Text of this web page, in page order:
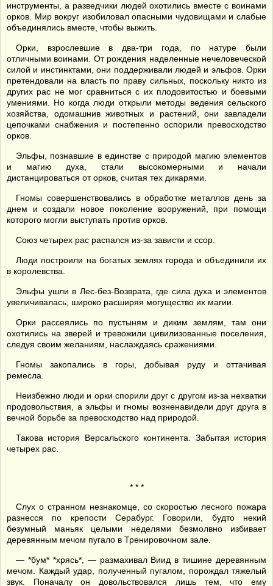
инструменты, а разведчики людей охотились вместе с воинами
орков. Мир вокруг изобиловал опасными чудовищами и слабые
объединялись вместе, чтобы выжить.
Орки, взрослевшие в два-три года, по натуре были
отличными воинами. От рождения наделенные нечеловеческой
силой и инстинктами, они поддерживали людей и эльфов. Орки
претендовали на власть по праву сильных, поскольку никто из
других рас не мог сравниться с их плодовитостью и боевыми
умениями. Но когда люди открыли методы ведения сельского
хозяйства, одомашнив животных и растений, они завладели
цепочками снабжения и постепенно оспорили превосходство
орков.
Эльфы, познавшие в единстве с природой магию элементов
и магию духа, стали высокомерными и начали
дистанцироваться от орков, считая тех дикарями.
Гномы совершенствовались в обработке металлов день за
днем и создали новое поколение вооружений, при помощи
которого могли выступать против орков.
Союз четырех рас распался из-за зависти и ссор.
Люди построили на богатых землях города и объединили их
в королевства.
Эльфы ушли в Лес-без-Возврата, где сила духа и элементов
увеличивалась, широко расширяя могущество их магии.
Орки рассеялись по пустыням и диким землям, там они
охотились на зверей и тревожили цивилизованные поселения,
следуя своим желаниям, наслаждаясь сражениями.
Гномы закопались в горы, добывая руду и оттачивая
ремесла.
Неизбежно люди и орки спорили друг с другом из-за нехватки
продовольствия, а эльфы и гномы возненавидели друг друга в
вечной борьбе за превосходство над природой.
Такова история Версальского континента. Забытая история
четырех рас.
* * *
Слух о странном незнакомце, со скоростью лесного пожара
разнесся по крепости Серабург. Говорили, будто некий
безумный маньяк целыми неделями безмолвно избивает
деревянным мечом пугало в Тренировочном зале.
— *бум* *хрясь*, — размахивал Виид в тишине деревянным
мечом. Каждый удар, полученный пугалом, порождал тяжелый
звук. Поначалу он довольствовался лишь тем, что ему